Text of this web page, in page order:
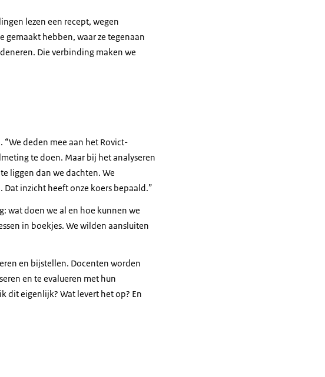
lezen een recept, wegen
gemaakt hebben, waar ze tegenaan
Die verbinding maken we
“We deden mee aan het Rovict-
te doen. Maar bij het analyseren
liggen dan we dachten. We
inzicht heeft onze koers bepaald.”
wat doen we al en hoe kunnen we
in boekjes. We wilden aansluiten
en bijstellen. Docenten worden
en te evalueren met hun
dit eigenlijk? Wat levert het op? En